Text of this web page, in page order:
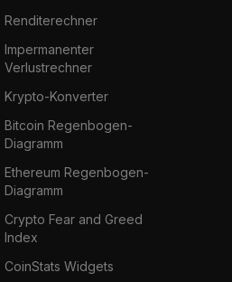
Renditerechner
Impermanenter
Verlustrechner
Krypto-Konverter
Bitcoin Regenbogen-
Diagramm
Ethereum Regenbogen-
Diagramm
Crypto Fear and Greed
Index
CoinStats Widgets